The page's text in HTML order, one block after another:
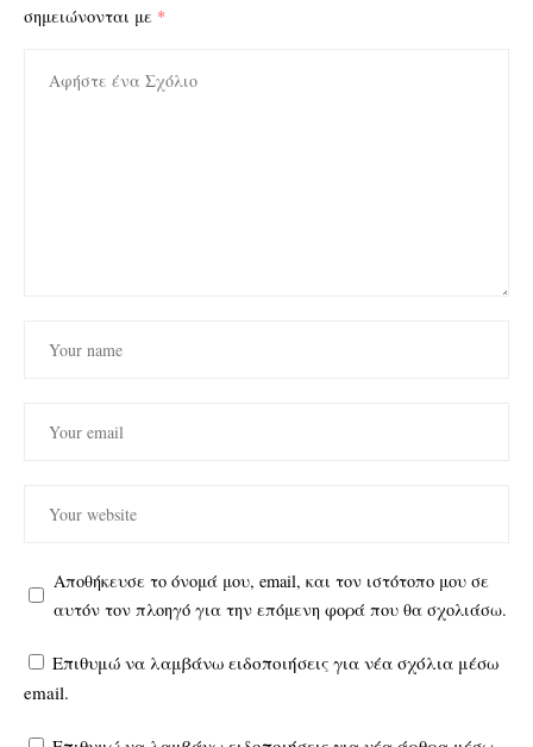
σημειώνονται με *
Αποθήκευσε το όνομά μου, email, και τον ιστότοπο μου σε
αυτόν τον πλοηγό για την επόμενη φορά που θα σχολιάσω.
Επιθυμώ να λαμβάνω ειδοποιήσεις για νέα σχόλια μέσω
email.